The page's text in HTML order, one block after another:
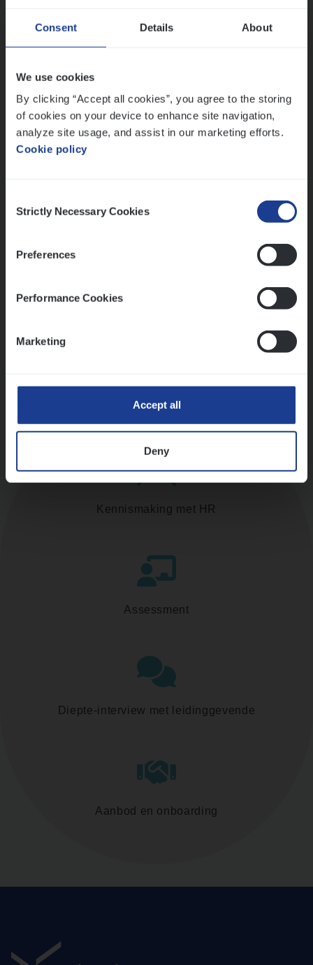
Consent Details About
We use cookies
By clicking “Accept all cookies”, you agree to the storing
of cookies on your device to enhance site navigation,
analyze site usage, and assist in our marketing efforts.
Cookie policy
Selection
Strictly Necessary Cookies
Preferences
Performance Cookies
Marketing
Accept all
Deny
Advisor/​Configuratie ana­lyst Part­ner in
Benefits
Insurance Operations
Beveren
versterken
Thalia zoekt graag oplossingen, in games én op het
Ons sollicitatieproces
Kennismaking met HR
Assessment
Diepte-interview met leidinggevende
Aanbod en onboarding